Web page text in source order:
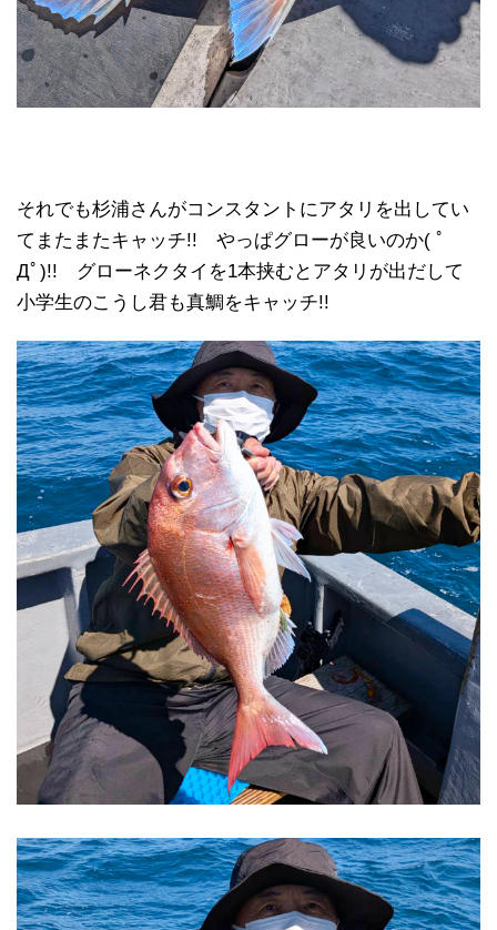
それでも杉浦さんがコンスタントにアタリを出してい
てまたまたキャッチ!! やっぱグローが良いのか( ﾟ
Дﾟ)!! グローネクタイを1本挟むとアタリが出だして
小学生のこうし君も真鯛をキャッチ!!